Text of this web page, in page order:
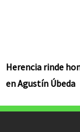
Herencia rinde
en Agustín Úbeda